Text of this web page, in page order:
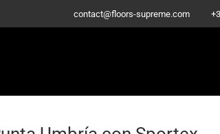
contact@floors-supreme.com